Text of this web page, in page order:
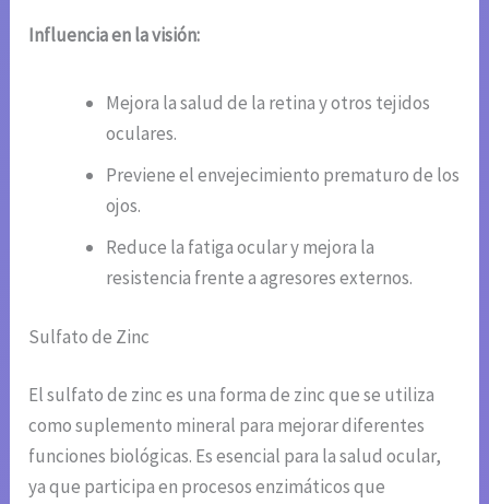
Influencia en la visión:
Mejora la salud de la retina y otros tejidos
oculares.
Previene el envejecimiento prematuro de los
ojos.
Reduce la fatiga ocular y mejora la
resistencia frente a agresores externos.
Sulfato de Zinc
El sulfato de zinc es una forma de zinc que se utiliza
como suplemento mineral para mejorar diferentes
funciones biológicas. Es esencial para la salud ocular,
ya que participa en procesos enzimáticos que